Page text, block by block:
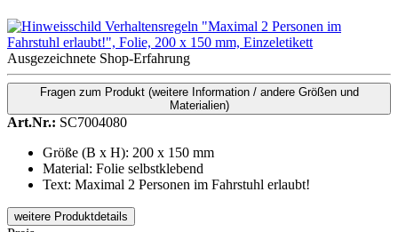
Ausgezeichnete Shop-Erfahrung
Fragen zum Produkt (weitere Information / andere Größen und
Materialien)
Art.Nr.: SC7004080
Größe (B x H): 200 x 150 mm
Material: Folie selbstklebend
Text: Maximal 2 Personen im Fahrstuhl erlaubt!
weitere Produktdetails